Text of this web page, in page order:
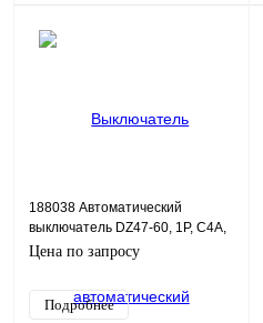
188038 Автоматический
выключатель DZ47-60, 1P, C4А,
4,5 кА, 1М
Цена по запросу
Подробнее